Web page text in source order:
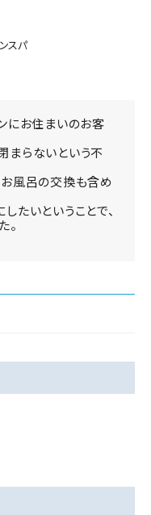
スパ
にお住まいのお客
まらないという不
風呂の交換も含め
たいということで、
。